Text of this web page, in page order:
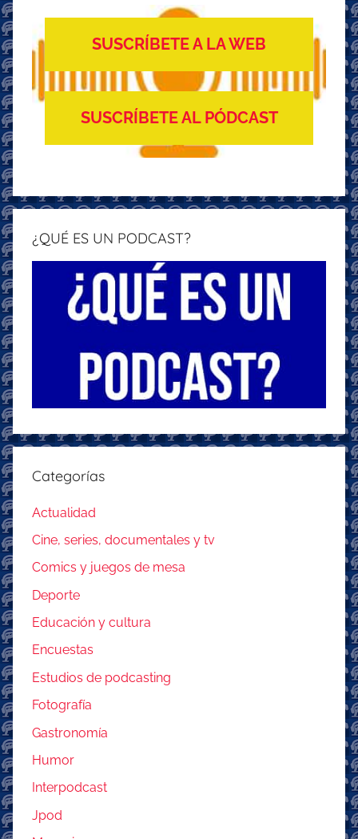
SUSCRÍBETE A LA WEB
SUSCRÍBETE AL PÓDCAST
¿QUÉ ES UN PODCAST?
Categorías
Actualidad
Cine, series, documentales y tv
Comics y juegos de mesa
Deporte
Educación y cultura
Encuestas
Estudios de podcasting
Fotografía
Gastronomía
Humor
Interpodcast
Jpod